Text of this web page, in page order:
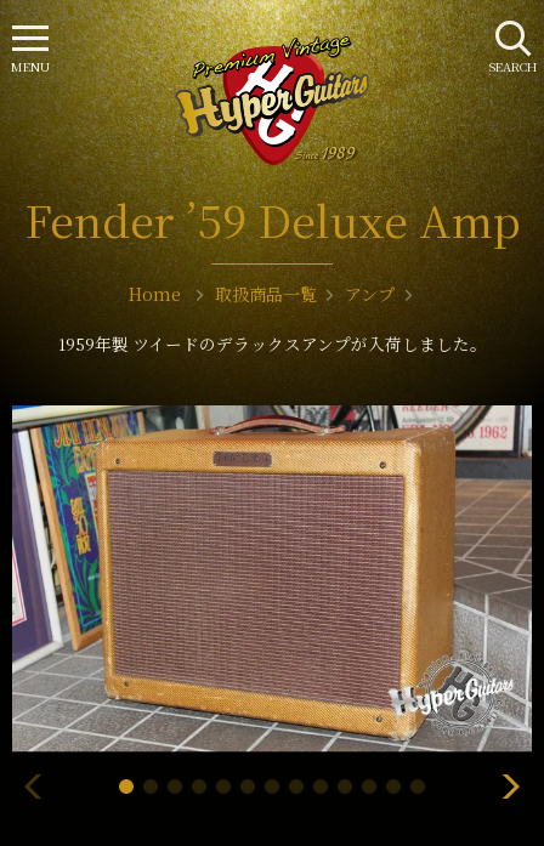
Fender ’59 Deluxe Amp
Home 取扱商品一覧 アンプ
1959年製 ツイードのデラックスアンプが入荷しました。
SEARCH
MENU